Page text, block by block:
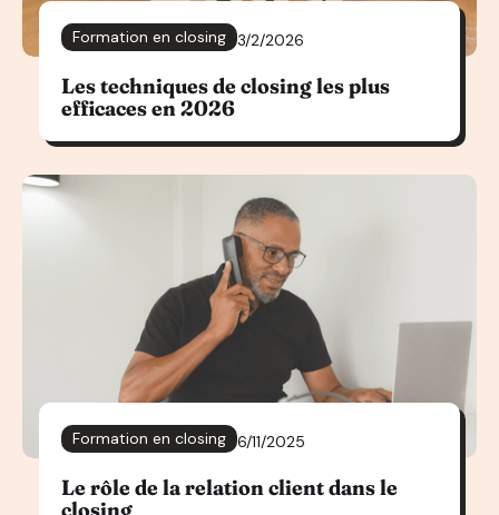
Formation en closing 3/2/2026
Les techniques de closing les plus
efficaces en 2026
Formation en closing 6/11/2025
Le rôle de la relation client dans le
closing